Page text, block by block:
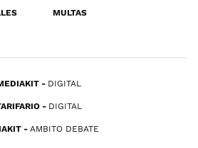
MULTAS
DIGITAL
DIGITAL
AMBITO DEBATE